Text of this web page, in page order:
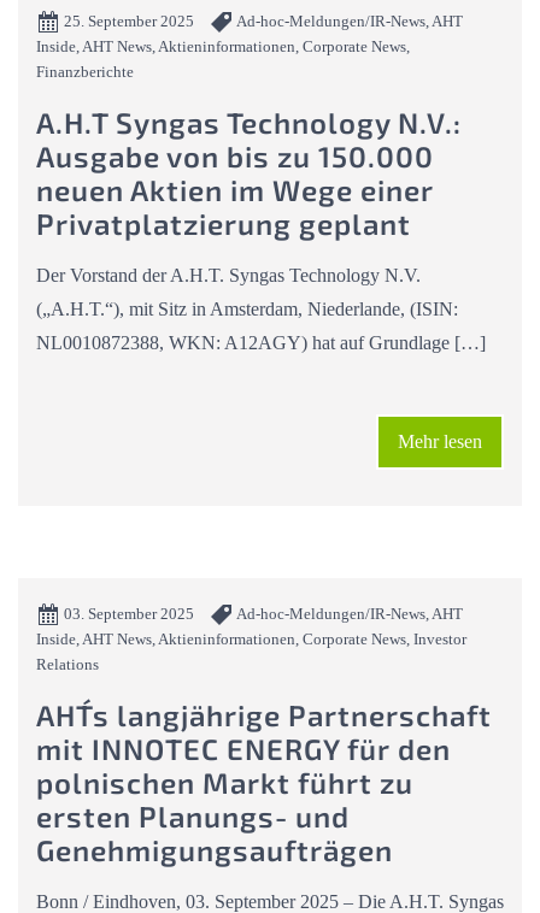
25. September 2025
Ad-hoc-Meldungen/IR-News, AHT
Inside, AHT News, Aktieninformationen, Corporate News,
Finanzberichte
A.H.T Syngas Technology N.V.:
Ausgabe von bis zu 150.000
neuen Aktien im Wege einer
Privatplatzierung geplant
Der Vorstand der A.H.T. Syngas Technology N.V.
(„A.H.T.“), mit Sitz in Amsterdam, Niederlande, (ISIN:
NL0010872388, WKN: A12AGY) hat auf Grundlage […]
Mehr lesen
03. September 2025
Ad-hoc-Meldungen/IR-News, AHT
Inside, AHT News, Aktieninformationen, Corporate News, Investor
Relations
AHT´s langjährige Partnerschaft
mit INNOTEC ENERGY für den
polnischen Markt führt zu
ersten Planungs- und
Genehmigungsaufträgen
Bonn / Eindhoven, 03. September 2025 – Die A.H.T. Syngas